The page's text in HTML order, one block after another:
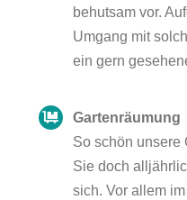
behutsam vor.
Umgang mit
ein gern
Gartenräumung
So schön unsere
Sie doch
sich. Vor allem